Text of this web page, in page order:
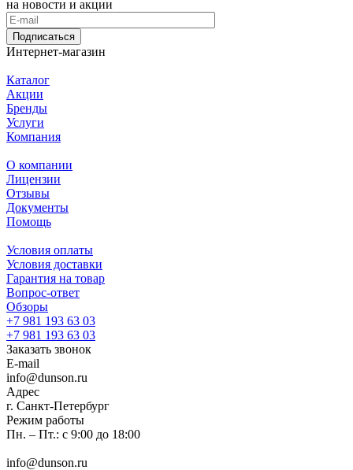
на новости и акции
Подписаться
Интернет-магазин
Каталог
Акции
Бренды
Услуги
Компания
О компании
Лицензии
Отзывы
Документы
Помощь
Условия оплаты
Условия доставки
Гарантия на товар
Вопрос-ответ
Обзоры
+7 981 193 63 03
+7 981 193 63 03
Заказать звонок
E-mail
info@dunson.ru
Адрес
г. Санкт-Петербург
Режим работы
Пн. – Пт.: с 9:00 до 18:00
info@dunson.ru